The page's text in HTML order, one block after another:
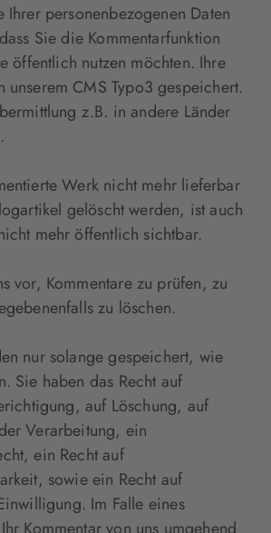
personenbezogenen Daten
Sie die Kommentarfunktion
öffentlich nutzen möchten. Ihre
unserem CMS Typo3 gespeichert.
z.B. in andere Länder
Werk nicht mehr lieferbar
gelöscht werden, ist auch
mehr öffentlich sichtbar.
vor, Kommentare zu prüfen, zu
zu löschen.
nur solange gespeichert, wie
Sie haben das Recht auf
auf Löschung, auf
Verarbeitung, ein
ein Recht auf
sowie ein Recht auf
Im Falle eines
Kommentar von uns umgehend